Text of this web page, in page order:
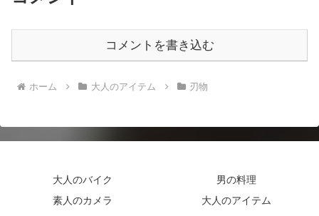
コメントを書き込む
ホーム 大人のアイテム 刃物
大人のバイク
男の料理
素人のカメラ
大人のアイテム